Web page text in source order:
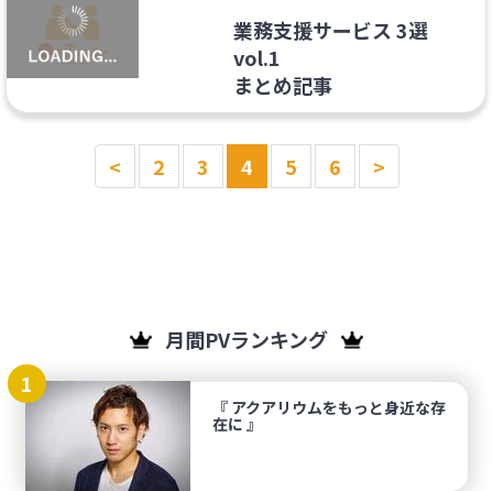
業務支援サービス 3選
vol.1
まとめ記事
< 2 3 4 5 6 >
月間PVランキング
1
『 アクアリウムをもっと身近な存
在に 』